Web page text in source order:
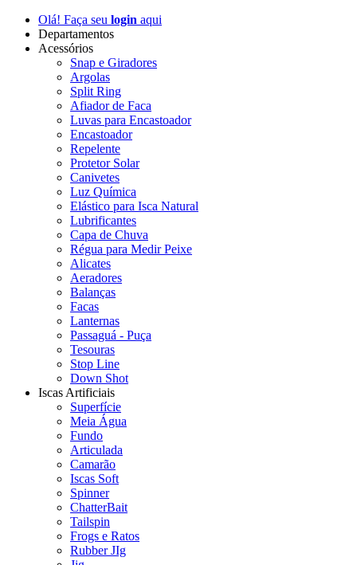
Olá! Faça seu login aqui
Departamentos
Acessórios
Snap e Giradores
Argolas
Split Ring
Afiador de Faca
Luvas para Encastoador
Encastoador
Repelente
Protetor Solar
Canivetes
Luz Química
Elástico para Isca Natural
Lubrificantes
Capa de Chuva
Régua para Medir Peixe
Alicates
Aeradores
Balanças
Facas
Lanternas
Passaguá - Puça
Tesouras
Stop Line
Down Shot
Iscas Artificiais
Superfície
Meia Água
Fundo
Articulada
Camarão
Iscas Soft
Spinner
ChatterBait
Tailspin
Frogs e Ratos
Rubber JIg